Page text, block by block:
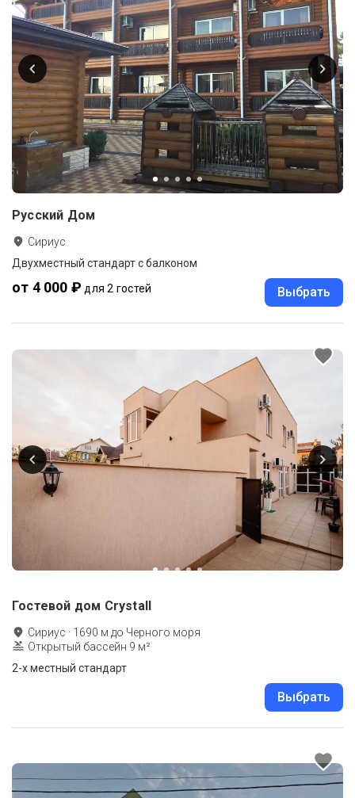
Русский Дом
Сириус
Двухместный стандарт с балконом
от 4 000 ₽ для 2 гостей Выбрать
Гостевой дом Crystall
Сириус · 1690 м до Черного моря
Открытый бассейн 9 м²
2-x местный стандарт
Выбрать